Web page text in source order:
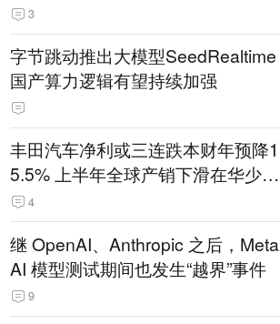
3
字节跳动推出大模型SeedRealtime
国产算力逻辑有望持续加强
丰田汽车净利或三连跌本财年预降1
5.5% 上半年全球产销下滑在华少卖
14.3万辆
4
继 OpenAI、Anthropic 之后，Meta
AI 模型测试期间也发生“越界”事件
9